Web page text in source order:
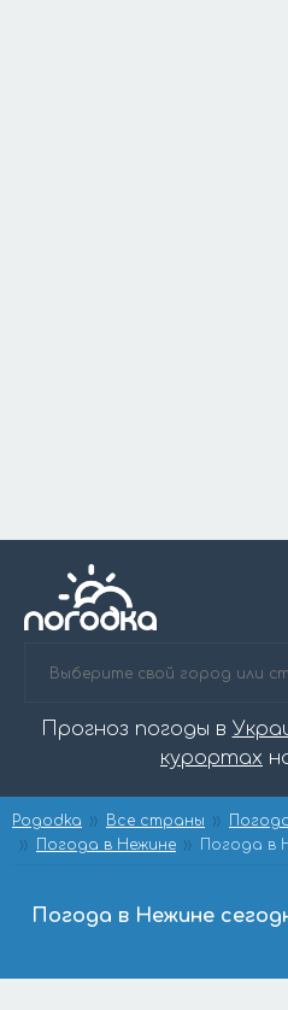
Прогноз погоды в
курортах
Pogodka Все страны
Погода в Нежине
Погода в
Погода в Нежине